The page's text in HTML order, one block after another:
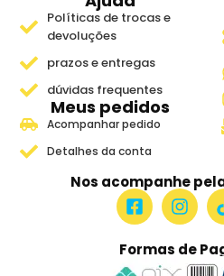
Políticas de trocas e
devoluções
prazos e entregas
dúvidas frequentes
Meus pedidos
Acompanhar pedido
Detalhes da conta
Nos acompanhe
Formas de